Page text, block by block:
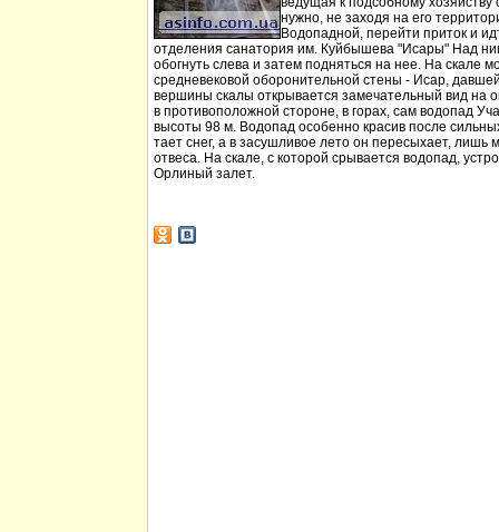
нужно, не заходя на его
Водопадной, перейти приток и
отделения санатория им. Куйбышева "Исары" Над
обогнуть слева и затем подняться на нее. На скале
средневековой оборонительной стены - Исар,
вершины скалы открывается замечательный вид на
в противоположной стороне, в горах, сам водопад
высоты 98 м. Водопад особенно красив после
тает снег, а в засушливое лето он пересыхает, лишь
отвеса. На скале, с которой срывается водопад,
Орлиный залет.